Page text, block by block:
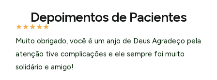
Depoimentos de Pacientes
★★★★★
Muito obrigado, você é um anjo de Deus Agradeço pela
atenção tive complicações e ele sempre foi muito
solidário e amigo!